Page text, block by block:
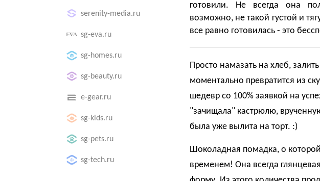
serenity-media.ru
sg-eva.ru
sg-homes.ru
sg-beauty.ru
e-gear.ru
sg-kids.ru
sg-pets.ru
sg-tech.ru
готовили. Не всегда она
возможно, не такой густой и
все равно готовилась - это
Просто намазать на хлеб,
моментально превратится из
шедевр сo 100% заявкой на
"зачищала" кастрюлю,
была уже вылита на торт. :)
Шоколадная помадка, о которой
временем! Она всегда